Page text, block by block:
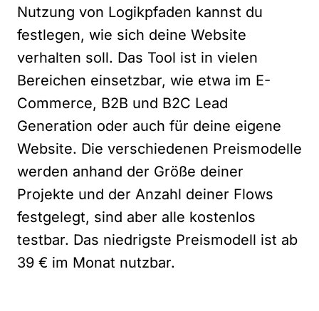
Nutzung von Logikpfaden kannst du
festlegen, wie sich deine Website
verhalten soll. Das Tool ist in vielen
Bereichen einsetzbar, wie etwa im E-
Commerce, B2B und B2C Lead
Generation oder auch für deine eigene
Website. Die verschiedenen Preismodelle
werden anhand der Größe deiner
Projekte und der Anzahl deiner Flows
festgelegt, sind aber alle kostenlos
testbar. Das niedrigste Preismodell ist ab
39 € im Monat nutzbar.